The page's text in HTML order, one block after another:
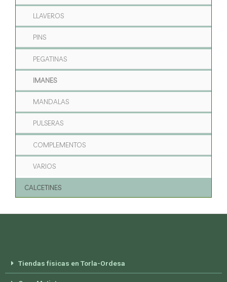
LLAVEROS
PINS
PEGATINAS
IMANES
MANDALAS
PULSERAS
COMPLEMENTOS
VARIOS
CALCETINES
Tiendas físicas en Torla-Ordesa